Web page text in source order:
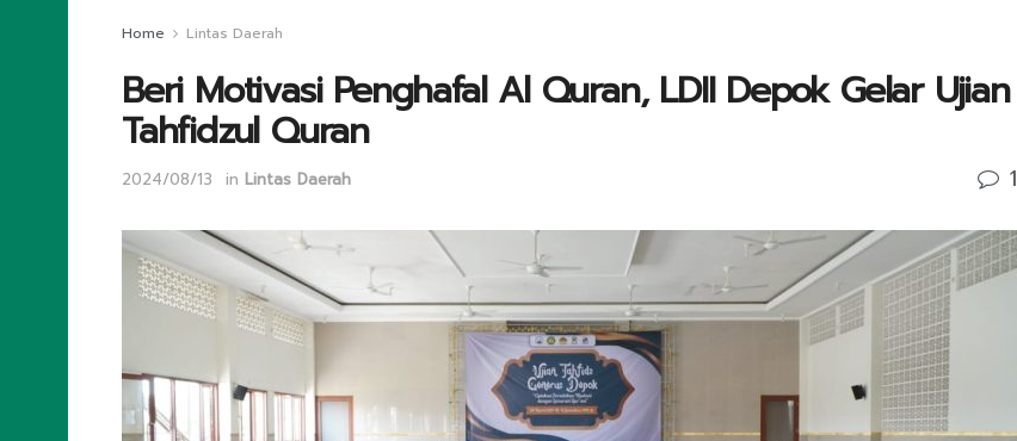
Home Lintas Daerah
Beri Motivasi Penghafal Al Quran, LDII Depok Gelar Ujian
Tahfidzul Quran
2024/08/13 in Lintas Daerah 1